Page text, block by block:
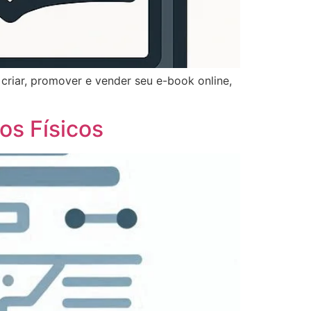
promover e vender seu e-book online,
Físicos